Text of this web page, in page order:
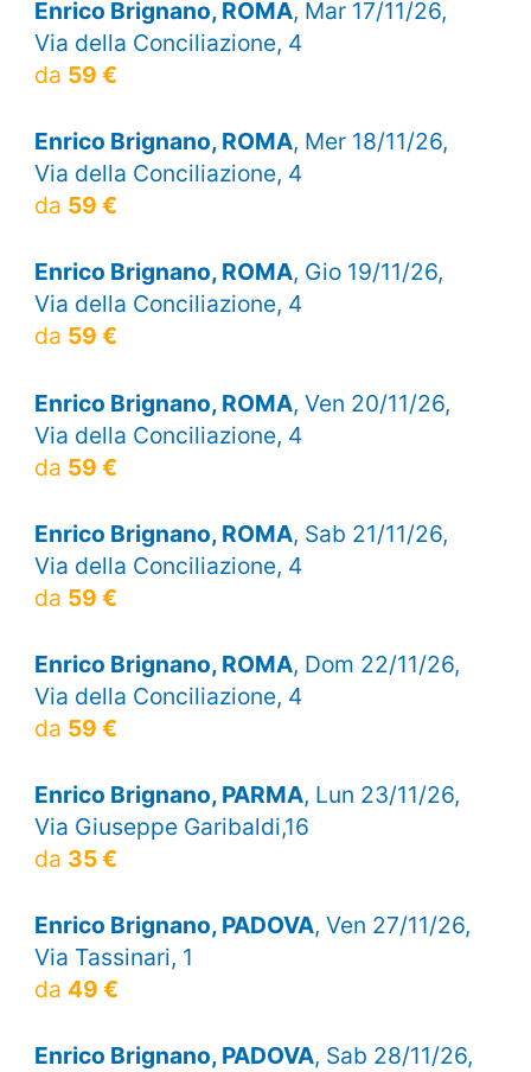
Enrico Brignano, ROMA, Mar 17/11/26,
Via della Conciliazione, 4
da 59 €
Enrico Brignano, ROMA, Mer 18/11/26,
Via della Conciliazione, 4
da 59 €
Enrico Brignano, ROMA, Gio 19/11/26,
Via della Conciliazione, 4
da 59 €
Enrico Brignano, ROMA, Ven 20/11/26,
Via della Conciliazione, 4
da 59 €
Enrico Brignano, ROMA, Sab 21/11/26,
Via della Conciliazione, 4
da 59 €
Enrico Brignano, ROMA, Dom 22/11/26,
Via della Conciliazione, 4
da 59 €
Enrico Brignano, PARMA, Lun 23/11/26,
Via Giuseppe Garibaldi,16
da 35 €
Enrico Brignano, PADOVA, Ven 27/11/26,
Via Tassinari, 1
da 49 €
Enrico Brignano, PADOVA, Sab 28/11/26,